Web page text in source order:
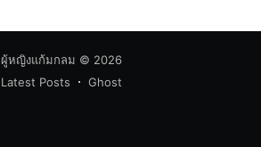
ผู้หญิงแก้มกลม © 2026
Latest Posts
Ghost